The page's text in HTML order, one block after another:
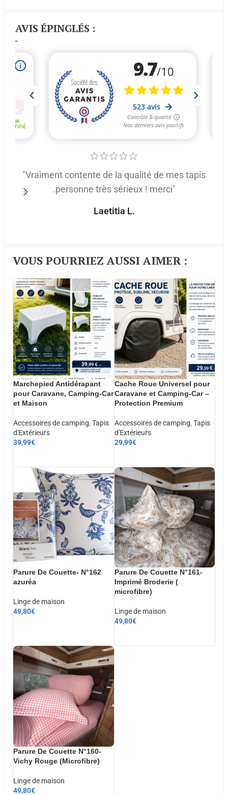
AVIS ÉPINGLÉS :
"Vraiment contente de la qualité de mes tapis
.personne très sérieux ! merci"
Laetitia L.
VOUS POURRIEZ AUSSI AIMER :​
Marchepied Antidérapant
pour Caravane, Camping-Car
et Maison
Accessoires de camping, Tapis
d'Extérieurs
39,99€
Cache Roue Universel pour
Caravane et Camping-Car –
Protection Premium
Accessoires de camping, Tapis
d'Extérieurs
29,99€
Parure De Couette- N°162
azuréa
Linge de maison
49,80€
Parure De Couette N°161-
Imprimé Broderie (
microfibre)
Linge de maison
49,80€
Parure De Couette N°160-
Vichy Rouge (Microfibre)
Linge de maison
49,80€